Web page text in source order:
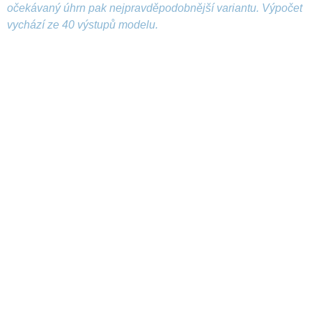
očekávaný úhrn pak nejpravděpodobnější variantu. Výpočet
vychází ze 40 výstupů modelu.